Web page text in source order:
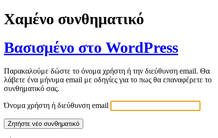
Χαμένο συνθηματικό
Βασισμένο στο WordPress
Παρακαλούμε δώστε το όνομα χρήστη ή την διεύθυνση email. Θα
λάβετε ένα μήνυμα email με οδηγίες για το πως θα επαναφέρετε το
συνθηματικό σας.
Όνομα χρήστη ή διεύθυνση email